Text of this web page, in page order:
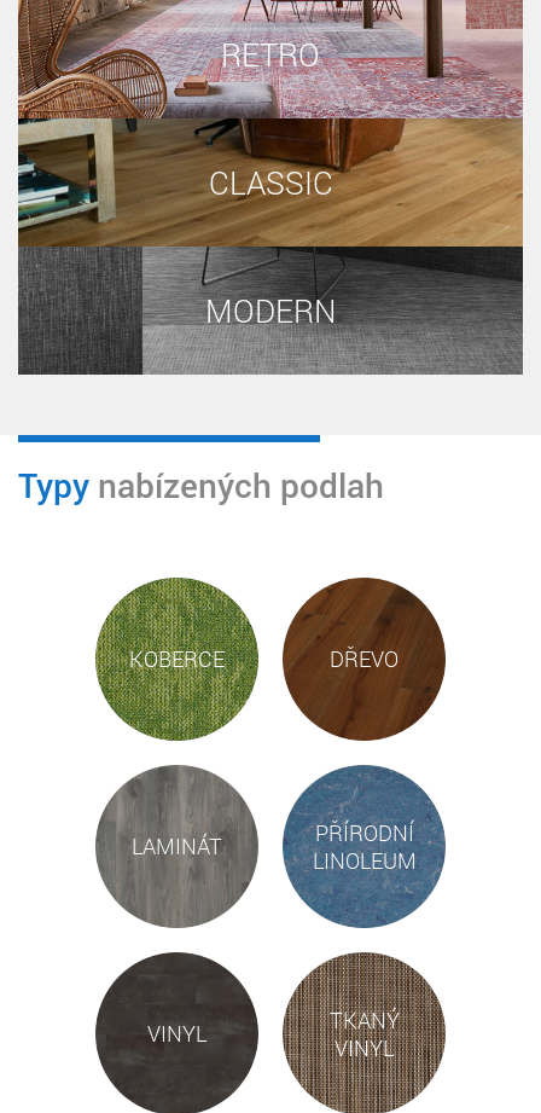
RETRO
CLASSIC
MODERN
Typy nabízených podlah
KOBERCE DŘEVO
LAMINÁT
PŘÍRODNÍ
LINOLEUM
VINYL
TKANÝ
VINYL